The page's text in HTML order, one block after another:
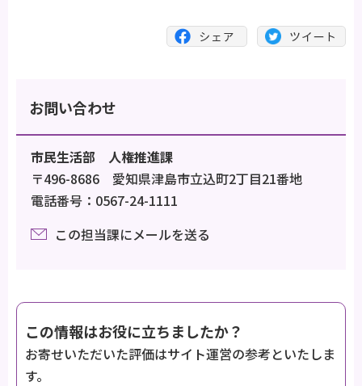
お問い合わせ
市民生活部 人権推進課
〒496-8686 愛知県津島市立込町2丁目21番地
電話番号：0567-24-1111
この担当課にメールを送る
この情報はお役に立ちましたか？
お寄せいただいた評価はサイト運営の参考といたしま
す。